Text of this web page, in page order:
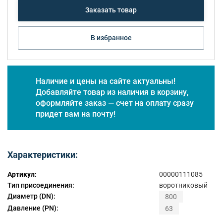
Заказать товар
В избранное
Наличие и цены на сайте актуальны!
Добавляйте товар из наличия в корзину,
оформляйте заказ — счет на оплату сразу
придет вам на почту!
Характеристики:
Артикул:
00000111085
Тип присоединения:
воротниковый
Диаметр (DN):
800
Давление (PN):
63